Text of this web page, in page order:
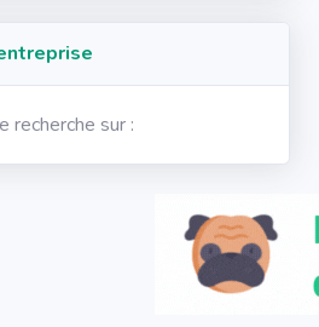
recherche sur :